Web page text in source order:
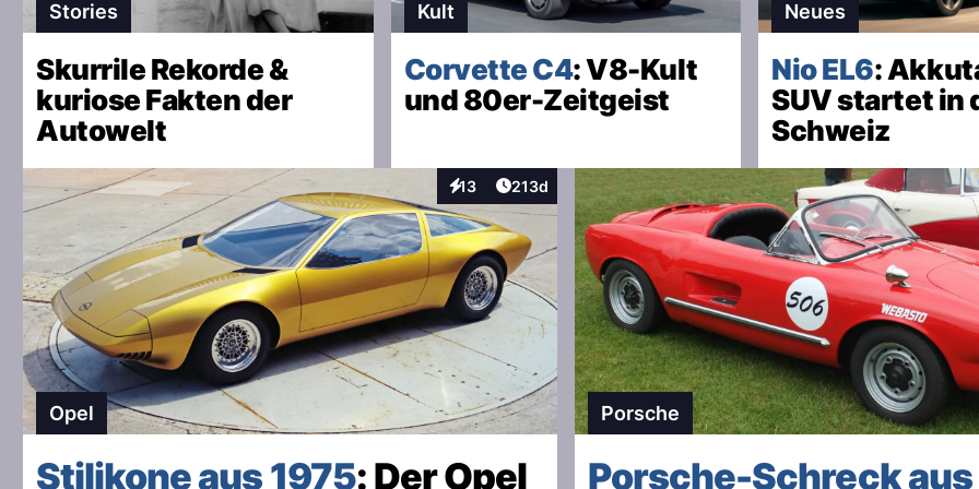
Stories
Skurrile Rekorde &
kuriose Fakten der
Autowelt
Kult
Corvette C4: V8-Kult
und 80er-Zeitgeist
Neues
Nio EL6:
SUV startet in
Schweiz
13
InteraktionenArtikel veröffentlicht:
213d
Opel
Stilikone aus 1975: Der Opel
Porsche
Porsche-Schreck aus